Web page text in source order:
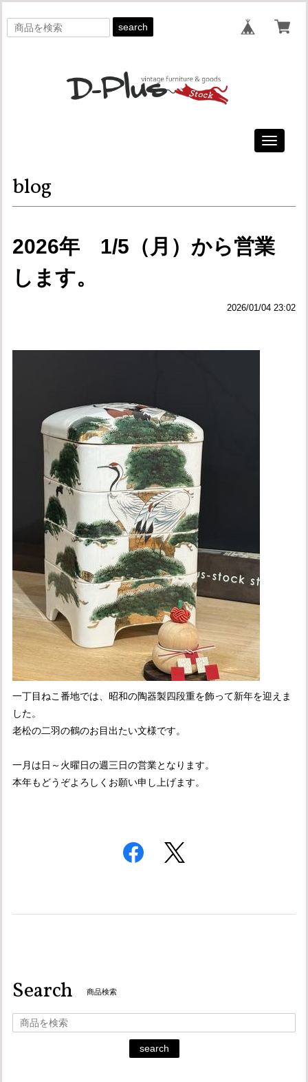
search
Toggle
blog
2026年 1/5（月）から営業
します。
2026/01/04 23:02
一丁目ねこ番地では、昭和の陶器製四段重を飾って新年を迎えま
した。
老松の二羽の鶴のお目出たい文様です。
一月は日～火曜日の週三日の営業となります。
本年もどうぞよろしくお願い申し上げます。
Search 商品検索
search